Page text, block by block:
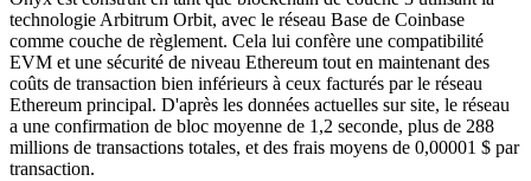
technologie Arbitrum Orbit, avec le réseau Base de Coinbase
comme couche de règlement. Cela lui confère une compatibilité
EVM et une sécurité de niveau Ethereum tout en maintenant des
coûts de transaction bien inférieurs à ceux facturés par le réseau
Ethereum principal. D'après les données actuelles sur site, le réseau
a une confirmation de bloc moyenne de 1,2 seconde, plus de 288
millions de transactions totales, et des frais moyens de 0,00001 $ par
transaction.